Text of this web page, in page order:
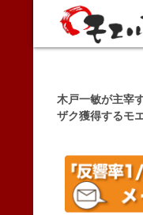
Search
木戸一敏が主宰
ザク獲得するモ